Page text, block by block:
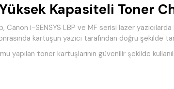
Kapasiteli Toner
i-SENSYS LBP ve MF serisi lazer
kartuşun yazıcı tarafından doğru şekilde
toner kartuşlarının güvenilir şekilde